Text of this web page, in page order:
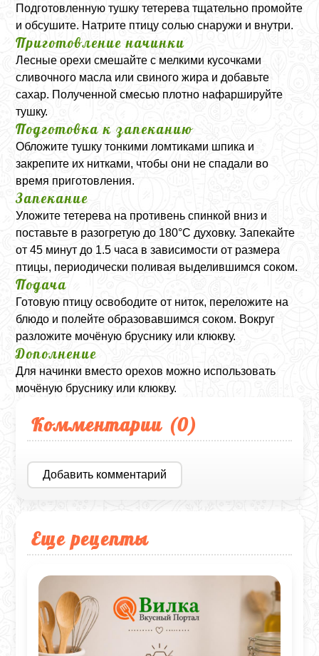
Подготовленную тушку тетерева тщательно промойте
и обсушите. Натрите птицу солью снаружи и внутри.
Приготовление начинки
Лесные орехи смешайте с мелкими кусочками
сливочного масла или свиного жира и добавьте
сахар. Полученной смесью плотно нафаршируйте
тушку.
Подготовка к запеканию
Обложите тушку тонкими ломтиками шпика и
закрепите их нитками, чтобы они не спадали во
время приготовления.
Запекание
Уложите тетерева на противень спинкой вниз и
поставьте в разогретую до 180°C духовку. Запекайте
от 45 минут до 1.5 часа в зависимости от размера
птицы, периодически поливая выделившимся соком.
Подача
Готовую птицу освободите от ниток, переложите на
блюдо и полейте образовавшимся соком. Вокруг
разложите мочёную бруснику или клюкву.
Дополнение
Для начинки вместо орехов можно использовать
мочёную бруснику или клюкву.
Комментарии (0)
Добавить комментарий
Еще рецепты